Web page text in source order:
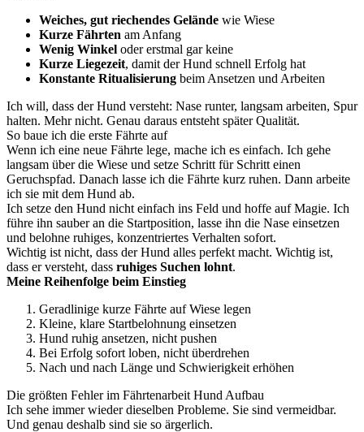
Weiches, gut riechendes Gelände wie Wiese
Kurze Fährten am Anfang
Wenig Winkel oder erstmal gar keine
Kurze Liegezeit, damit der Hund schnell Erfolg hat
Konstante Ritualisierung beim Ansetzen und Arbeiten
Ich will, dass der Hund versteht: Nase runter, langsam arbeiten, Spur
halten. Mehr nicht. Genau daraus entsteht später Qualität.
So baue ich die erste Fährte auf
Wenn ich eine neue Fährte lege, mache ich es einfach. Ich gehe
langsam über die Wiese und setze Schritt für Schritt einen
Geruchspfad. Danach lasse ich die Fährte kurz ruhen. Dann arbeite
ich sie mit dem Hund ab.
Ich setze den Hund nicht einfach ins Feld und hoffe auf Magie. Ich
führe ihn sauber an die Startposition, lasse ihn die Nase einsetzen
und belohne ruhiges, konzentriertes Verhalten sofort.
Wichtig ist nicht, dass der Hund alles perfekt macht. Wichtig ist,
dass er versteht, dass ruhiges Suchen lohnt.
Meine Reihenfolge beim Einstieg
Geradlinige kurze Fährte auf Wiese legen
Kleine, klare Startbelohnung einsetzen
Hund ruhig ansetzen, nicht pushen
Bei Erfolg sofort loben, nicht überdrehen
Nach und nach Länge und Schwierigkeit erhöhen
Die größten Fehler im Fährtenarbeit Hund Aufbau
Ich sehe immer wieder dieselben Probleme. Sie sind vermeidbar.
Und genau deshalb sind sie so ärgerlich.